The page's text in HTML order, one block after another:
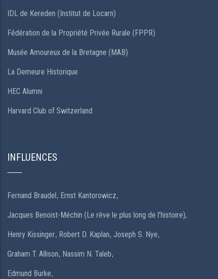
IDL de Kereden (Institut de Locarn)
Fédération de la Propriété Privée Rurale (FPPR)
Musée Amoureux de la Bretagne (MAB)
La Demeure Historique
HEC Alumni
Harvard Club of Switzerland
INFLUENCES
Fernand Braudel , Ernst Kantorowicz,
Jacques Benoist-Méchin (Le rêve le plus long de l’histoire),
Henry Kissinger, Robert D. Kaplan, Joseph S. Nye,
Graham T. Allison, Nassim N. Taleb,
Edmund Burke,